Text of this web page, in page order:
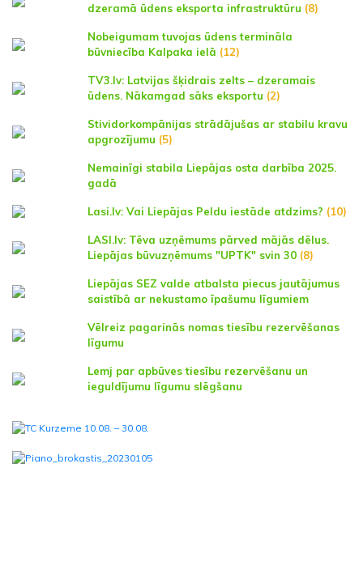
dzeramā ūdens eksporta infrastruktūru (8)
Nobeigumam tuvojas ūdens termināla
būvniecība Kalpaka ielā (12)
TV3.lv: Latvijas šķidrais zelts – dzeramais
ūdens. Nākamgad sāks eksportu (2)
Stividorkompānijas strādājušas ar stabilu kravu
apgrozījumu (5)
Nemainīgi stabila Liepājas osta darbība 2025.
gadā
Lasi.lv: Vai Liepājas Peldu iestāde atdzims? (10)
LASI.lv: Tēva uzņēmums pārved mājās dēlus.
Liepājas būvuzņēmums "UPTK" svin 30 (8)
Liepājas SEZ valde atbalsta piecus jautājumus
saistībā ar nekustamo īpašumu līgumiem
Vēlreiz pagarinās nomas tiesību rezervēšanas
līgumu
Lemj par apbūves tiesību rezervēšanu un
ieguldījumu līgumu slēgšanu